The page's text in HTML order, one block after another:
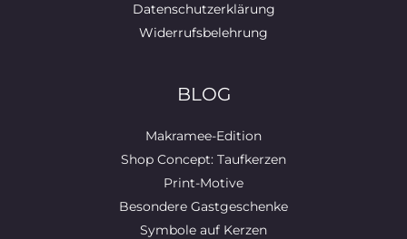
Datenschutzerklärung
Widerrufsbelehrung
BLOG
Makramee-Edition
Shop Concept: Taufkerzen
Print-Motive
Besondere Gastgeschenke
Symbole auf Kerzen